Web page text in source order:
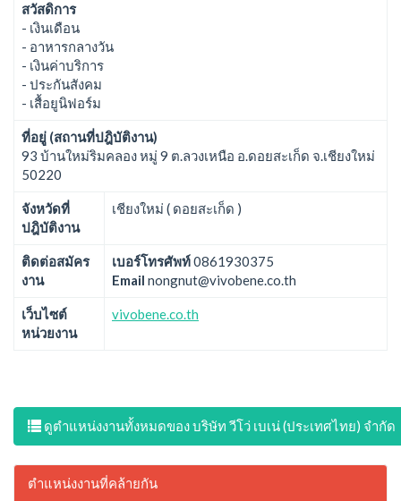
สวัสดิการ
- เงินเดือน
- อาหารกลางวัน
- เงินค่าบริการ
- ประกันสังคม
- เสื้อยูนิฟอร์ม
ที่อยู่ (สถานที่ปฎิบัติงาน)
93 บ้านใหม่ริมคลอง หมู่ 9 ต.ลวงเหนือ อ.ดอยสะเก็ด จ.เชียงใหม่
50220
จังหวัดที่
ปฎิบัติงาน
เชียงใหม่ ( ดอยสะเก็ด )
ติดต่อสมัคร
งาน
เบอร์โทรศัพท์0861930375
Email nongnut@vivobene.co.th
เว็บไซต์
หน่วยงาน
vivobene.co.th
ดูตำแหน่งงานทั้งหมดของ บริษัท วีโว่ เบเน่ (ประเทศไทย) จำกัด
ตำแหน่งงานที่คล้ายกัน